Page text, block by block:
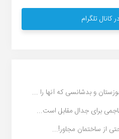
تلگرام
و بدشانسی که آنها را ...
برای جدال مقابل است...
از ساختمان مجاور!...